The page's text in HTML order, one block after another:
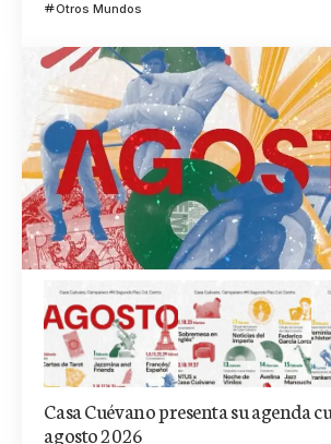
Otros Mundos
Casa Cuévano presenta su agenda
agosto 2026